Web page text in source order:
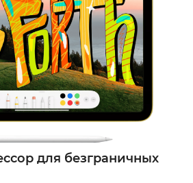
для безграничных